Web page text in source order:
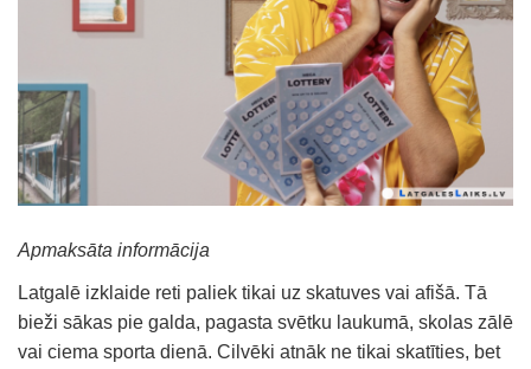
Apmaksāta informācija
Latgalē izklaide reti paliek tikai uz skatuves vai afišā. Tā
bieži sākas pie galda, pagasta svētku laukumā, skolas zālē
vai ciema sporta dienā. Cilvēki atnāk ne tikai skatīties, bet